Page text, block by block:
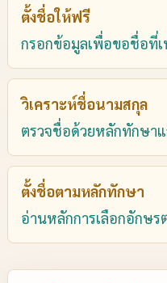
ตั้งชื่อให้ฟรี
กรอกข้อมูลเพื่อขอชื่อที่
วิเคราะห์ชื่อนามสกุล
ตรวจชื่อด้วยหลักทักษาแ
ตั้งชื่อตามหลักทักษา
อ่านหลักการเลือกอักษร